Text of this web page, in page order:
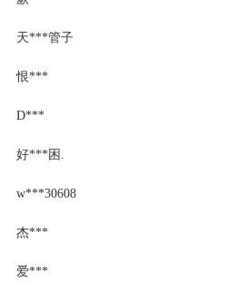
天***管子
恨***
D***
好***困.
w***30608
杰***
爱***